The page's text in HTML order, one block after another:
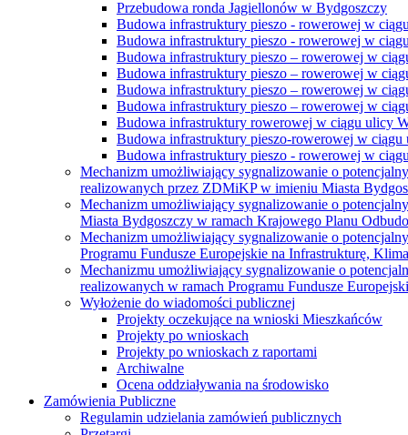
Przebudowa ronda Jagiellonów w Bydgoszczy
Budowa infrastruktury pieszo - rowerowej w
Budowa infrastruktury pieszo - rowerowej w
Budowa infrastruktury pieszo – rowerowej w
Budowa infrastruktury pieszo – rowerowej w
Budowa infrastruktury pieszo – rowerowej w
Budowa infrastruktury pieszo – rowerowej w
Budowa infrastruktury rowerowej w ciągu ulicy
Budowa infrastruktury pieszo-rowerowej w ciągu
Budowa infrastruktury pieszo - rowerowej w
Mechanizm umożliwiający sygnalizowanie o
realizowanych przez ZDMiKP w imieniu Miasta
Mechanizm umożliwiający sygnalizowanie o
Miasta Bydgoszczy w ramach Krajowego Planu
Mechanizm umożliwiający sygnalizowanie o
Programu Fundusze Europejskie na Infrastrukturę,
Mechanizmu umożliwiający sygnalizowanie o
realizowanych w ramach Programu Fundusze
Wyłożenie do wiadomości publicznej
Projekty oczekujące na wnioski Mieszkańców
Projekty po wnioskach
Projekty po wnioskach z raportami
Archiwalne
Ocena oddziaływania na środowisko
Zamówienia Publiczne
Regulamin udzielania zamówień publicznych